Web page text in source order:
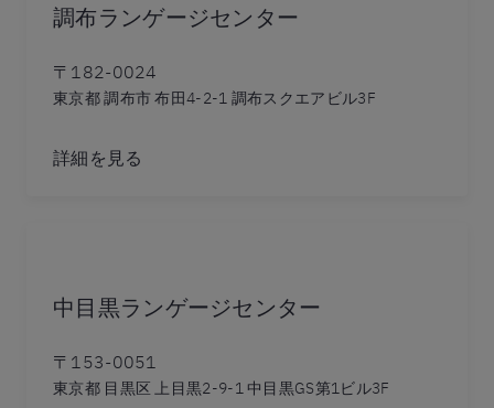
調布ランゲージセンター
〒182-0024
東京都 調布市 布田4-2-1 調布スクエアビル3F
詳細を見る
中目黒ランゲージセンター
〒153-0051
東京都 目黒区 上目黒2-9-1 中目黒GS第1ビル3F